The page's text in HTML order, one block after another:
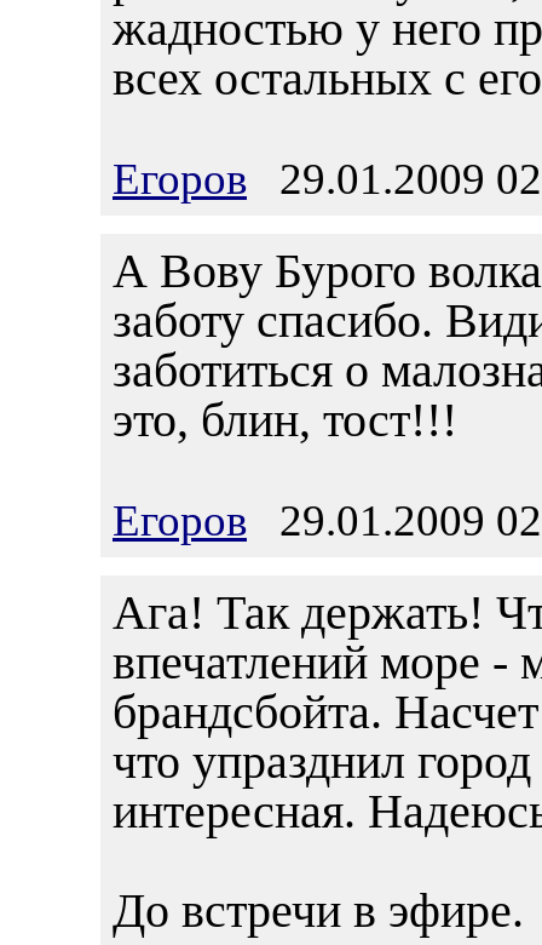
жадностью у него
всех остальных с
Егоров 29.01.2009
А Вову Бурого
заботу спасибо.
заботиться о
это, блин, тост!!!
Егоров 29.01.2009
Ага! Так держать!
впечатлений море
брандсбойта.
что упразднил
интересная.
До встречи в эфире.